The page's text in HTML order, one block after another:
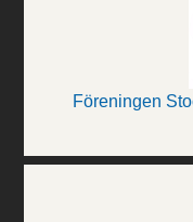
Föreningen